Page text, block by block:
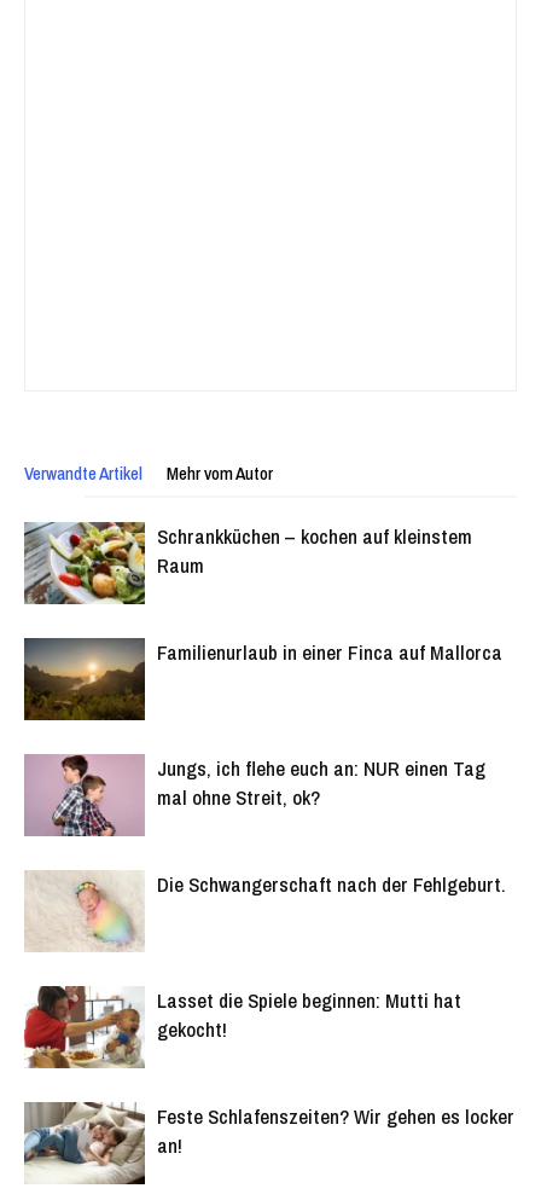
Verwandte Artikel Mehr vom Autor
Schrankküchen – kochen auf kleinstem
Raum
Familienurlaub in einer Finca auf Mallorca
Jungs, ich flehe euch an: NUR einen Tag
mal ohne Streit, ok?
Die Schwangerschaft nach der Fehlgeburt.
Lasset die Spiele beginnen: Mutti hat
gekocht!
Feste Schlafenszeiten? Wir gehen es locker
an!